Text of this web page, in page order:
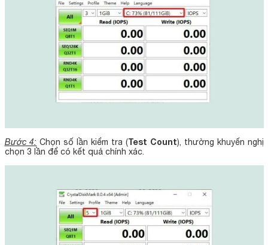
Bước 4: Chọn số lần kiểm tra (Test Count), thường khuyến nghị
chọn 3 lần để có kết quả chính xác.